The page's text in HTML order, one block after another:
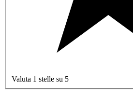
Valuta 1 stelle su 5